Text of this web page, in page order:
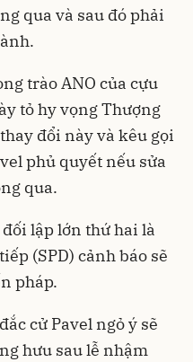
qua và sau đó phải
trào ANO của cựu
tỏ hy vọng Thượng
đổi này và kêu gọi
phủ quyết nếu sửa
qua.
lập lớn thứ hai là
(SPD) cảnh báo sẽ
pháp.
cử Pavel ngỏ ý sẽ
hưu sau lễ nhậm